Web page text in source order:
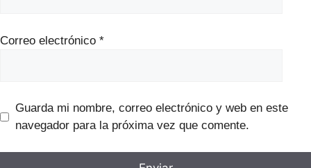
Correo electrónico *
Guarda mi nombre, correo electrónico y web en este
navegador para la próxima vez que comente.